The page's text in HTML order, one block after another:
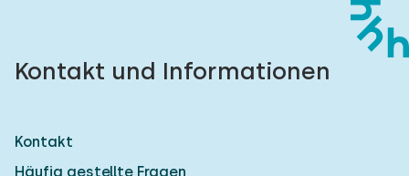
Kontakt und Informationen
Kontakt
Häufig gestellte Fragen